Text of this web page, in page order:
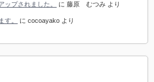
ップされました。 に 藤原 むつみ より
す。 に cocoayako より